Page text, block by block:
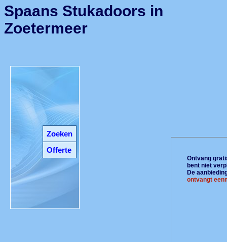
Zoeken
Offerte
Spaans Stukadoors in
Zoetermeer
Ontvang
bent niet
De
ontvangt